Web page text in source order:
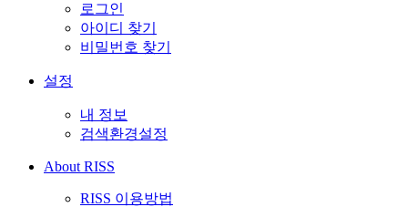
로그인
아이디 찾기
비밀번호 찾기
설정
내 정보
검색환경설정
About RISS
RISS 이용방법